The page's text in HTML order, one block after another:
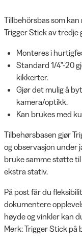
Tillbehörsbas som
Trigger Stick av tredje
Monteres i
Standard 1/4"-20
kikkerter.
Gjør det mulig å
kamera/optikk.
Kan brukes med
Tilbehørsbasen gjør
og observasjon under
bruke samme støtte
ekstra stativ.
På post får du
dokumentere
høyde og vinkler kan
Merk: Trigger Stick på